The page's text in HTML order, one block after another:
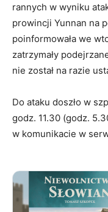
rannych w wyniku
prowincji Yunnan na
poinformowała we
zatrzymały
nie został na razie
Do ataku doszło w
godz. 11.30 (godz.
w komunikacie w